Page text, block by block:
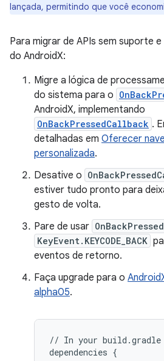
lançada, permitindo que você
Para migrar de APIs sem suporte
do AndroidX:
Migre a lógica de
do sistema para o
AndroidX, implementando
OnBackPressedCallback .
detalhadas em Oferecer
personalizada.
Desative o
estiver tudo pronto para
gesto de volta.
Pare de usar OnBackPressed
KeyEvent.KEYCODE_BACK
eventos de retorno.
Faça upgrade para o
alpha05.
// In your build.gradle
dependencies {